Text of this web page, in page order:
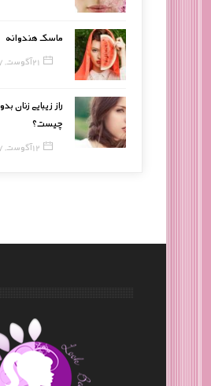
ماسک هندوانه
21 آگوست, 2017
راز زیبایی زنان
چیست؟
12 آگوست, 2017